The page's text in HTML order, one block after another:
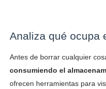
Analiza qué ocupa
Antes de borrar cualquier
consumiendo el
ofrecen herramientas para